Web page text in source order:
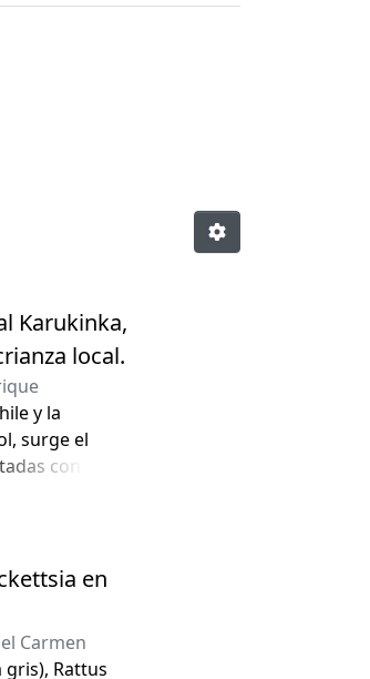
Karukinka,
local.
y la
surge el
con
de
de la
caza, 37
la
cada
molecular, se
en
Carmen
Rattus